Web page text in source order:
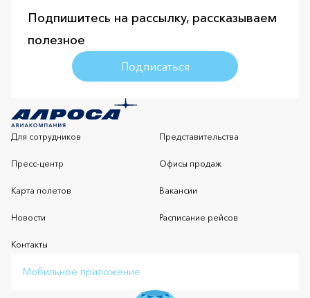
Подпишитесь на рассылку, рассказываем
полезное
Подписаться
Для сотрудников Представительства
Пресс-центр Офисы продаж
Карта полетов Вакансии
Новости Расписание рейсов
Контакты
Мобильное приложение